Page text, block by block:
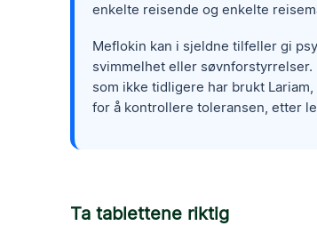
enkelte reisende og enkelte
Meflokin kan i sjeldne tilfeller gi
svimmelhet eller
som ikke tidligere har brukt
for å kontrollere toleransen, etter
Ta tablettene riktig